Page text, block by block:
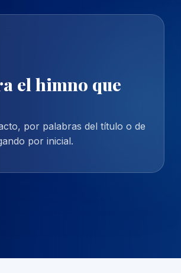
el himno que
por palabras del título o de
por inicial.